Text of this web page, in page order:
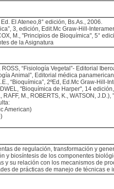
El Ateneo,8° edición, Bs.As., 2006.
3, edición, Edit.Mc Graw-Hill-
M., "Principios de Bioquímica", 5°
de la Asignatura
“Fisiología Vegetal”- Editorial
Animal”, Editorial médica
“Bioquímica”, 2ºEd, Ed.Mc Graw-Hill-
"Bioquímica de Harper", 14
RAFF, M., ROBERTS, K., WATSON,
American)
de regulación, transformación y
y biosíntesis de los componentes
y su relación con los mecanismos de
de prácticas de manejo de técnicas e